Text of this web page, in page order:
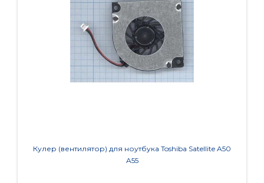
Кулер (вентилятор) для ноутбука Toshiba Satellite A50
A55